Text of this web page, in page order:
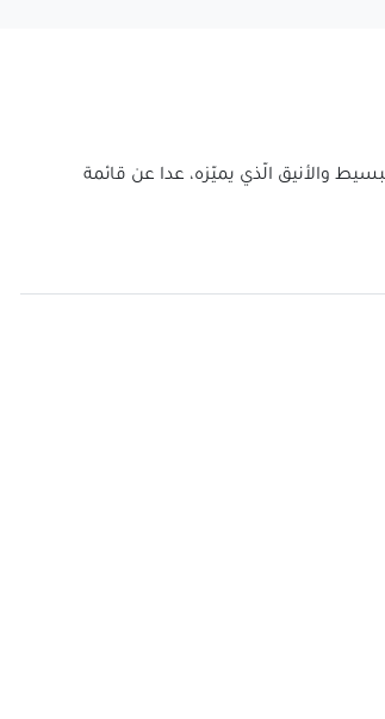
والأنيق الّذي يميّزه، عدا عن قائمة